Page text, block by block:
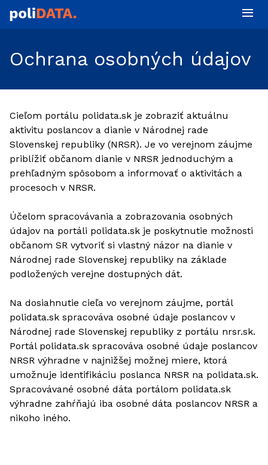
Ochrana osobných údajov
Cieľom portálu polidata.sk je zobraziť aktuálnu
aktivitu poslancov a dianie v Národnej rade
Slovenskej republiky (NRSR). Je vo verejnom záujme
priblížiť občanom dianie v NRSR jednoduchým a
prehľadným spôsobom a informovať o aktivitách a
procesoch v NRSR.
Účelom spracovávania a zobrazovania osobných
údajov na portáli polidata.sk je poskytnutie možnosti
občanom SR vytvoriť si vlastný názor na dianie v
Národnej rade Slovenskej republiky na základe
podložených verejne dostupných dát.
Na dosiahnutie cieľa vo verejnom záujme, portál
polidata.sk spracováva osobné údaje poslancov v
Národnej rade Slovenskej republiky z portálu nrsr.sk.
Portál polidata.sk spracováva osobné údaje poslancov
NRSR výhradne v najnižšej možnej miere, ktorá
umožnuje identifikáciu poslanca NRSR na polidata.sk.
Spracovávané osobné dáta portálom polidata.sk
výhradne zahŕňajú iba osobné dáta poslancov NRSR a
nikoho iného.